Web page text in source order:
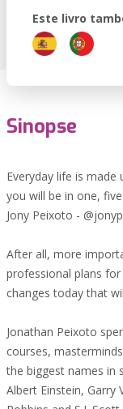
Este livro
Sinopse
Everyday life is
you will be in one,
Jony Peixoto -
After all, more
professional plans
changes today that
​​​​​​Jonathan Peixoto
courses,
the biggest names in
Albert Einstein, Garry